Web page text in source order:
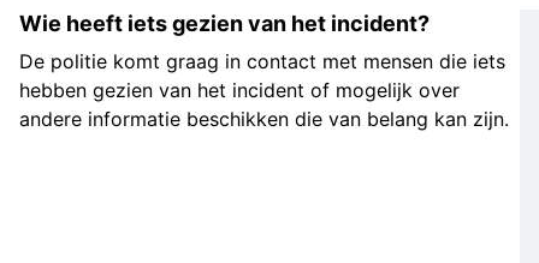
Wie heeft iets gezien van het incident?
De politie komt graag in contact met mensen die iets
hebben gezien van het incident of mogelijk over
andere informatie beschikken die van belang kan zijn.